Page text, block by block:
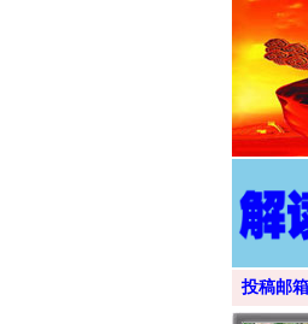
投稿邮箱